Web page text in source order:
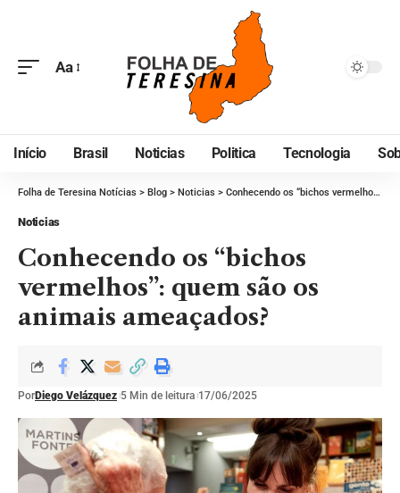
Aa
Início Brasil Noticias Politica Tecnologia
Folha de Teresina Notícias > Blog > Noticias > Conhecendo os “bichos vermelhos”: quem são os animais ameaçados?
Noticias
Conhecendo os “bichos
vermelhos”: quem são os
animais ameaçados?
PorDiego Velázquez 5 Min de leitura 17/06/2025